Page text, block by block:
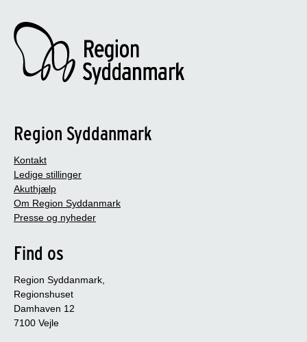
Region Syddanmark
Kontakt
Ledige stillinger
Akuthjælp
Om Region Syddanmark
Presse og nyheder
Find os
Region Syddanmark,
Regionshuset
Damhaven 12
7100 Vejle